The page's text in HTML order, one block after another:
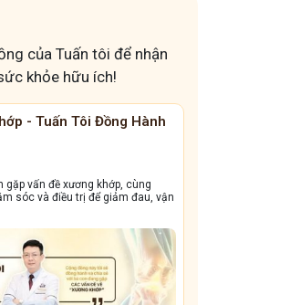
của Tuấn tôi để nhận
khỏe hữu ích!
- Tuấn Tôi Đồng Hành
gặp vấn đề xương khớp, cùng
sóc và điều trị để giảm đau, vận